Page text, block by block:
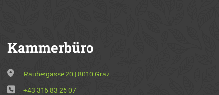
Kammerbüro
Raubergasse 20 | 8010 Graz
+43 316 83 25 07